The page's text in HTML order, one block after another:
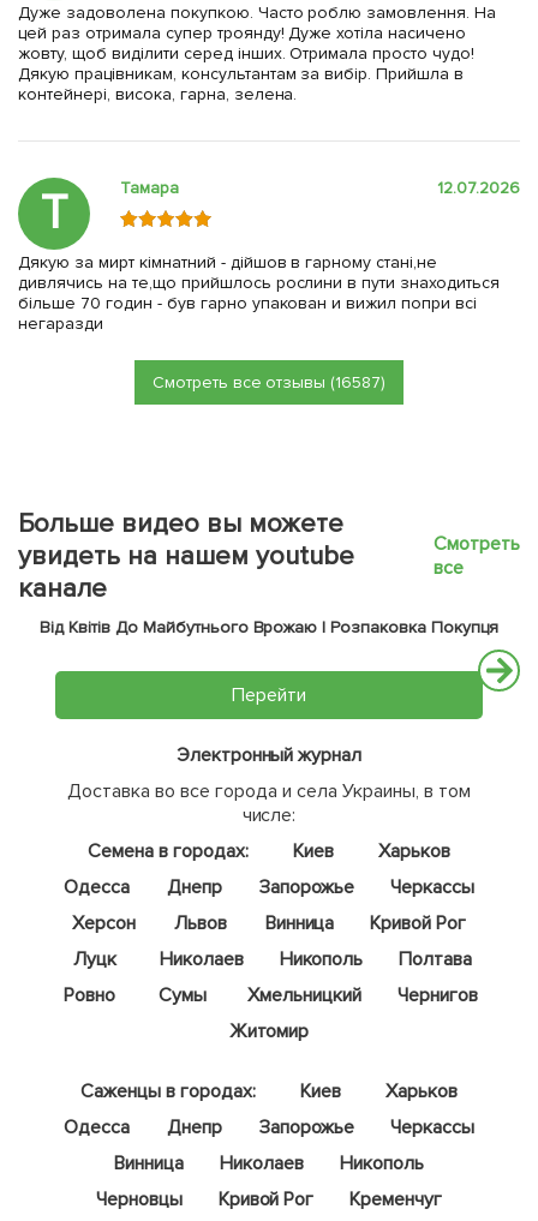
Дуже задоволена покупкою. Часто роблю замовлення. На
цей раз отримала супер троянду! Дуже хотіла насичено
жовту, щоб виділити серед інших. Отримала просто чудо!
Дякую працівникам, консультантам за вибір. Прийшла в
контейнері, висока, гарна, зелена.
Т Тамара 12.07.2026
Дякую за мирт кімнатний - дійшов в гарному стані,не
дивлячись на те,що прийшлось рослини в пути знаходиться
більше 70 годин - був гарно упакован и вижил попри всі
негаразди
Смотреть все отзывы (16587)
Больше видео вы можете
увидеть на нашем youtube
канале
Смотреть
все
Від Квітів До Майбутнього Врожаю | Розпаковка Покупця
Перейти
Электронный журнал
Доставка во все города и села Украины, в том
числе:
Семена в городах:
Киев
Харьков
Одесса
Днепр Запорожье
Черкассы
Херсон
Львов Винница
Кривой Рог
Луцк
Николаев Никополь
Полтава
Ровно
Сумы Хмельницкий
Чернигов
Житомир
Саженцы в городах: Киев
Харьков
Одесса
Днепр Запорожье
Черкассы
Винница
Николаев
Никополь
Черновцы
Кривой Рог
Кременчуг